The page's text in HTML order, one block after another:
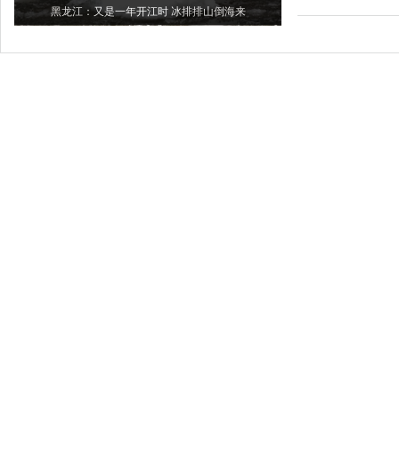
黑龙江：又是一年开江时 冰排排山倒海来